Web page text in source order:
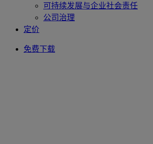
可持续发展与企业社会责任
公司治理
定价
免费下载